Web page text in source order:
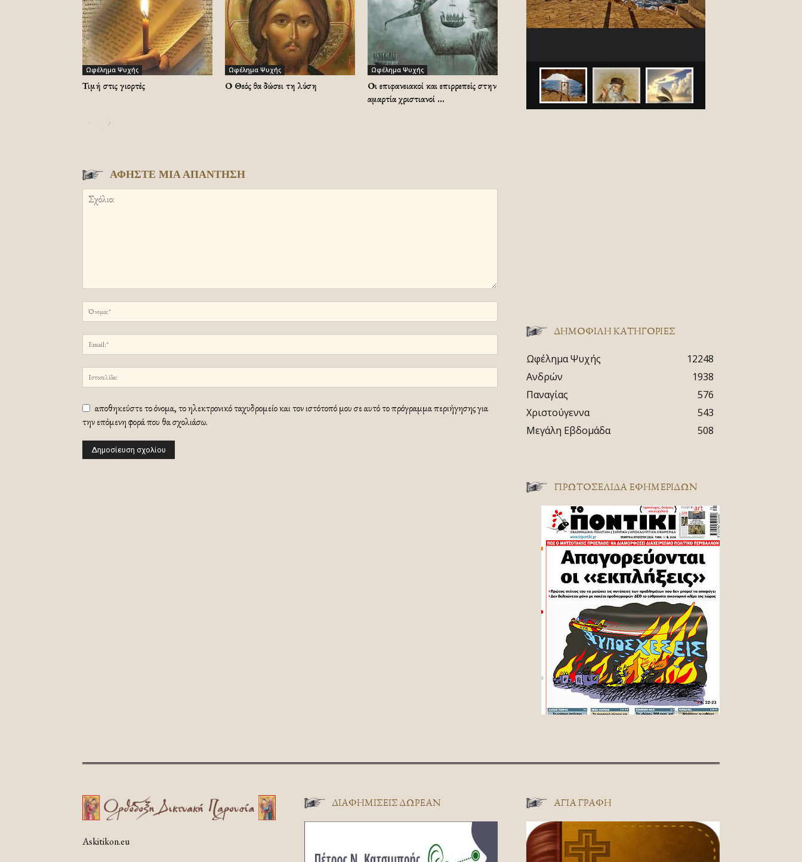
Ωφέλημα Ψυχής
Τιμή στις γιορτές
Ωφέλημα Ψυχής
Ο Θεός θα δώσει τη λύση
Ωφέλημα Ψυχής
Οι επιφανειακοί και επιρρεπείς στην
αμαρτία χριστιανοί …
ΑΦΗΣΤΕ ΜΙΑ ΑΠΑΝΤΗΣΗ
αποθηκεύστε το όνομα, το ηλεκτρονικό ταχυδρομείο και τον ιστότοπό μου σε αυτό το πρόγραμμα περιήγησης για
την επόμενη φορά που θα σχολιάσω.
ΔΗΜΟΦΙΛΗ ΚΑΤΗΓΟΡΙΕΣ
Ωφέλημα Ψυχής
12248
Ανδρών
1938
Παναγίας
576
Χριστούγεννα
543
Μεγάλη Εβδομάδα
508
ΠΡΩΤΟΣΈΛΙΔΑ ΕΦΗΜΕΡΊΔΩΝ
Askitikon.eu
ΔΙΑΦΗΜΊΣΕΙΣ ΔΩΡΕΆΝ ΑΓΊΑ ΓΡΑΦΉ